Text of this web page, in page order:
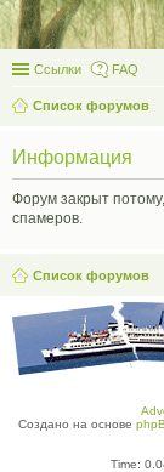
Ссылки FAQ
Список форумов
Информация
Форум закрыт
спамеров.
Список форумов
Создано на основе
Time: